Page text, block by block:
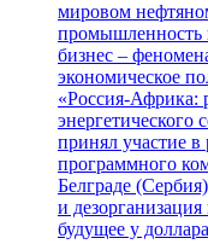
мировом
промышленность
бизнес –
экономическое
«Россия-Африка:
энергетического
принял участие
программного
Белграде (Сербия)
и
будущее у